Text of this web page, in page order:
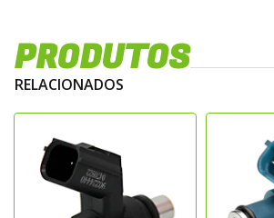
PRODUTOS
RELACIONADOS